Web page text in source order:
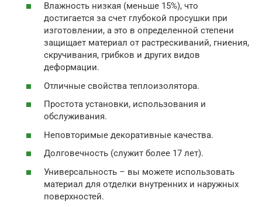
Влажность низкая (меньше 15%), что
достигается за счет глубокой просушки при
изготовлении, а это в определенной степени
защищает материал от растрескиваний, гниения,
скручивания, грибков и других видов
деформации.
Отличные свойства теплоизолятора.
Простота установки, использования и
обслуживания.
Неповторимые декоративные качества.
Долговечность (служит более 17 лет).
Универсальность – вы можете использовать
материал для отделки внутренних и наружных
поверхностей.